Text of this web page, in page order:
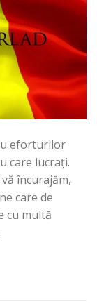
eforturilor
care lucrați.
încurajăm,
care de
cu multă